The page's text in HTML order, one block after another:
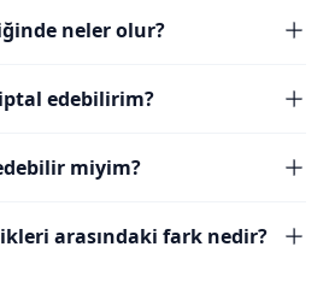
neler olur?
edebilirim?
miyim?
arasındaki fark nedir?